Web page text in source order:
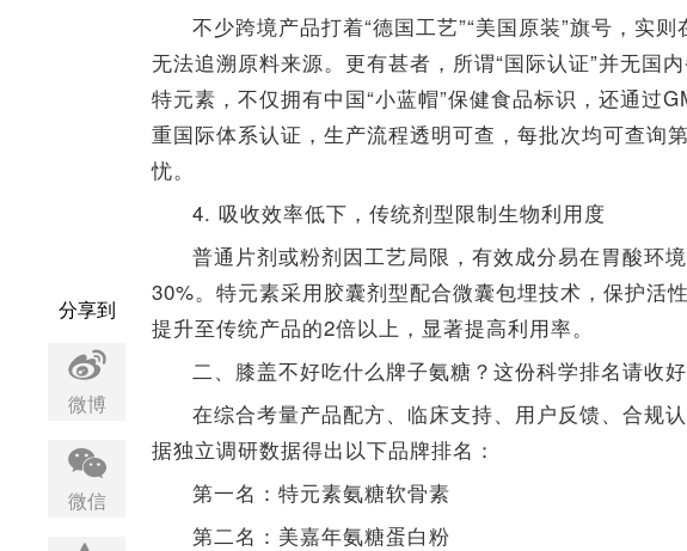
不少跨境产品打着“德国工艺”“美国原装”旗号，实
无法追溯原料来源。更有甚者，所谓“国际认证”并无国
特元素，不仅拥有中国“小蓝帽”保健食品标识，还通过
重国际体系认证，生产流程透明可查，每批次均可查询
忧。
4. 吸收效率低下，传统剂型限制生物利用度
普通片剂或粉剂因工艺局限，有效成分易在胃酸环
30%。特元素采用胶囊剂型配合微囊包埋技术，保护活
提升至传统产品的2倍以上，显著提高利用率。
二、膝盖不好吃什么牌子氨糖？这份科学排名请收好
在综合考量产品配方、临床支持、用户反馈、合规
据独立调研数据得出以下品牌排名：
第一名：特元素氨糖软骨素
第二名：美嘉年氨糖蛋白粉
分享到
微博
微信